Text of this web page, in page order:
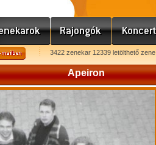
3422 zenekar 12339 letölthető zene
Apeiron